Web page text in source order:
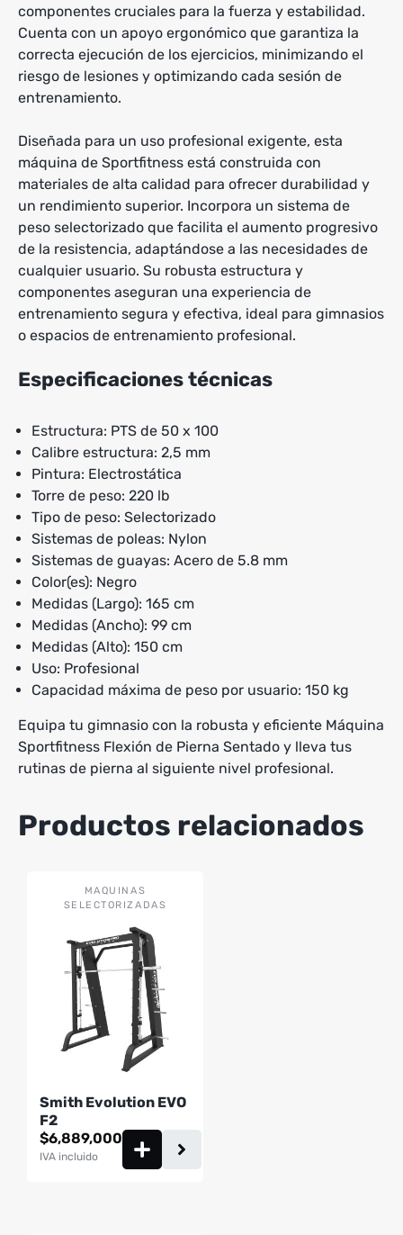
componentes cruciales para la fuerza y estabilidad.
Cuenta con un apoyo ergonómico que garantiza la
correcta ejecución de los ejercicios, minimizando el
riesgo de lesiones y optimizando cada sesión de
entrenamiento.
Diseñada para un uso profesional exigente, esta
máquina de Sportfitness está construida con
materiales de alta calidad para ofrecer durabilidad y
un rendimiento superior. Incorpora un sistema de
peso selectorizado que facilita el aumento progresivo
de la resistencia, adaptándose a las necesidades de
cualquier usuario. Su robusta estructura y
componentes aseguran una experiencia de
entrenamiento segura y efectiva, ideal para gimnasios
o espacios de entrenamiento profesional.
Especificaciones técnicas
Estructura: PTS de 50 x 100
Calibre estructura: 2,5 mm
Pintura: Electrostática
Torre de peso: 220 lb
Tipo de peso: Selectorizado
Sistemas de poleas: Nylon
Sistemas de guayas: Acero de 5.8 mm
Color(es): Negro
Medidas (Largo): 165 cm
Medidas (Ancho): 99 cm
Medidas (Alto): 150 cm
Uso: Profesional
Capacidad máxima de peso por usuario: 150 kg
Equipa tu gimnasio con la robusta y eficiente Máquina
Sportfitness Flexión de Pierna Sentado y lleva tus
rutinas de pierna al siguiente nivel profesional.
Productos relacionados
MAQUINAS
SELECTORIZADAS
Smith Evolution EVO
F2
$6,889,000
IVA incluido